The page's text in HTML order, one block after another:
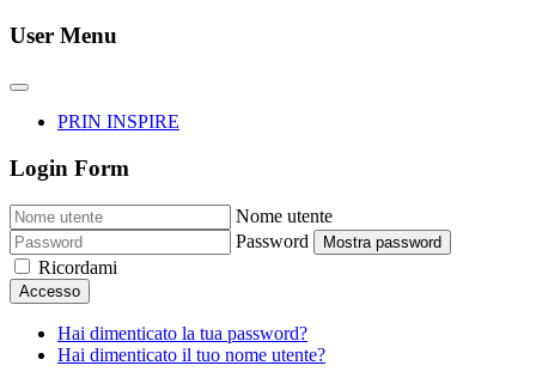
User Menu
PRIN INSPIRE
Login Form
Nome utente
Password
Mostra password
Ricordami
Accesso
Hai dimenticato la tua password?
Hai dimenticato il tuo nome utente?